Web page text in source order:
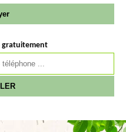
gratuitement